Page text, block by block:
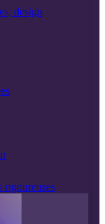
design
rigoureuses